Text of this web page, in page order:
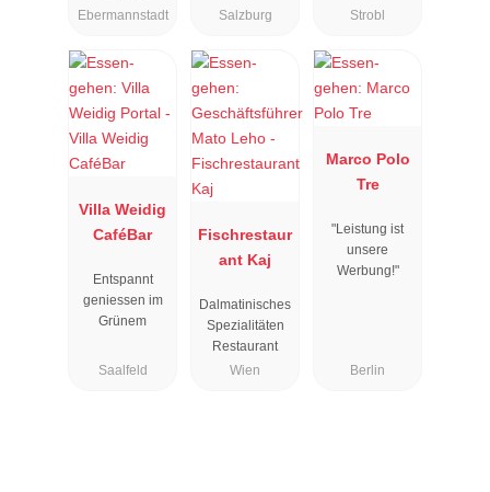
Ebermannstadt
Salzburg Strobl
Villa Weidig
CaféBar
Entspannt
geniessen im
Grünem
Saalfeld
Fischrestaur
ant Kaj
Dalmatinisches
Spezialitäten
Restaurant
Wien
Marco Polo
Tre
"Leistung ist
unsere
Werbung!"
Berlin